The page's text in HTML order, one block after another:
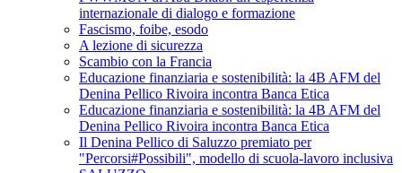
internazionale di dialogo e formazione
Fascismo, foibe, esodo
A lezione di sicurezza
Scambio con la Francia
Educazione finanziaria e sostenibilità: la 4B AFM del
Denina Pellico Rivoira incontra Banca Etica
Educazione finanziaria e sostenibilità: la 4B AFM del
Denina Pellico Rivoira incontra Banca Etica
Il Denina Pellico di Saluzzo premiato per
"Percorsi#Possibili", modello di scuola-lavoro inclusiva